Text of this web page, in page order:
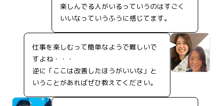
楽しんでる人がいるっていうのはすごく
いいなっていうふうに感じてます。
仕事を楽しむって簡単なようで難しいで
すよね・・・
逆に「ここは改善したほうがいいな」と
いうことがあればぜひ教えてください。